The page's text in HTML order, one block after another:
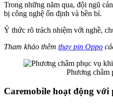
Trong những năm qua, đội ngũ
bị công nghệ ổn định và bền bỉ.
Ý thức rõ trách nhiệm với nghề,
Tham khảo thêm thay pin Oppo
Phương châm
Caremobile hoạt động